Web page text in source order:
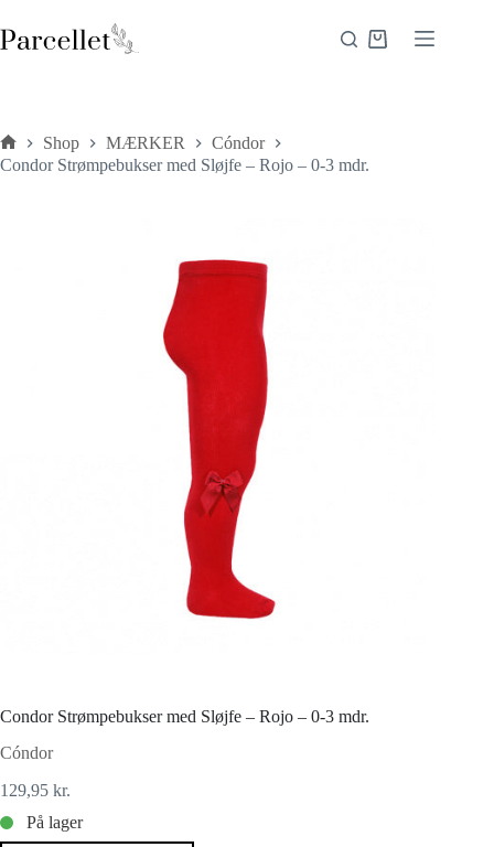
til
indhold
Indkøbskurv
Forside
Shop MÆRKER
Cóndor
Condor Strømpebukser med Sløjfe – Rojo – 0-3 mdr.
Condor Strømpebukser med Sløjfe – Rojo – 0-3 mdr.
Cóndor
129,95 kr.
På lager